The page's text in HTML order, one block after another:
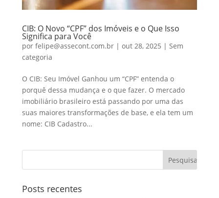
CIB: O Novo “CPF” dos Imóveis e o Que Isso
Significa para Você
por felipe@assecont.com.br| out 28, 2025 | Sem
categoria
O CIB: Seu Imóvel Ganhou um “CPF” entenda o
porquê dessa mudança e o que fazer. O mercado
imobiliário brasileiro está passando por uma das
suas maiores transformações de base, e ela tem um
nome: CIB Cadastro...
Posts recentes